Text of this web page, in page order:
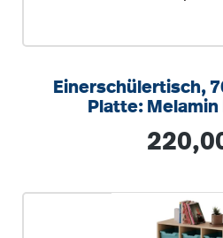
Einerschülertisch,
Platte:
Regulärer